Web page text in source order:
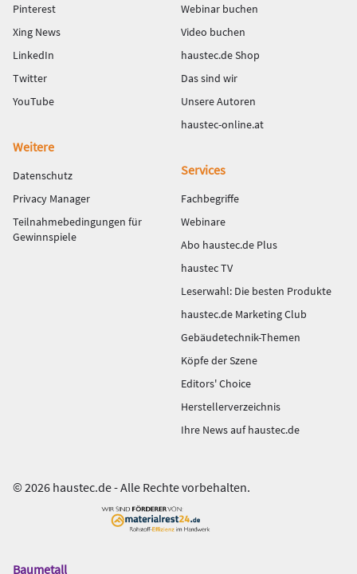
Pinterest
Xing News
LinkedIn
Twitter
YouTube
Webinar buchen
Video buchen
haustec.de Shop
Das sind wir
Unsere Autoren
haustec-online.at
Weitere
Datenschutz
Privacy Manager
Teilnahmebedingungen für
Gewinnspiele
Services
Fachbegriffe
Webinare
Abo haustec.de Plus
haustec TV
Leserwahl: Die besten Produkte
haustec.de Marketing Club
Gebäudetechnik-Themen
Köpfe der Szene
Editors' Choice
Herstellerverzeichnis
Ihre News auf haustec.de
© 2026 haustec.de - Alle Rechte vorbehalten.
Baumetall